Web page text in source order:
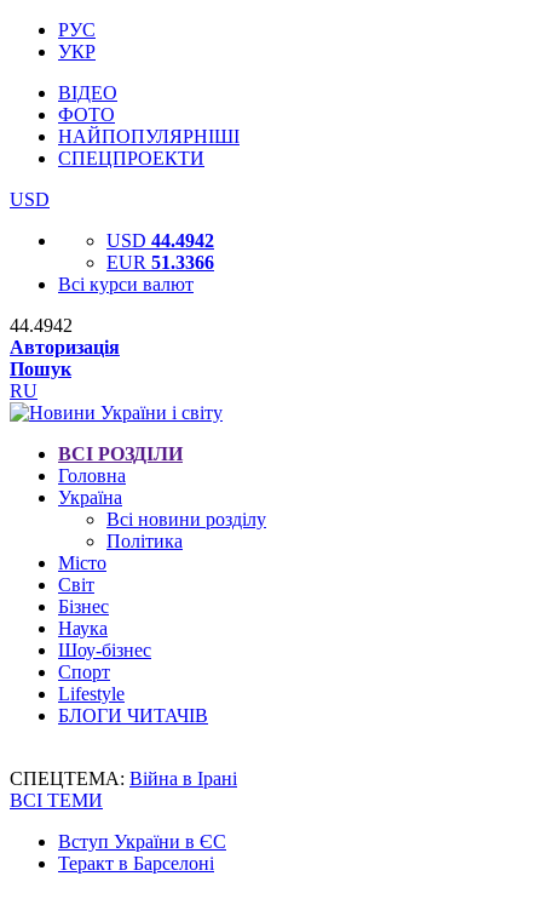
РУС
УКР
ВІДЕО
ФОТО
НАЙПОПУЛЯРНІШІ
СПЕЦПРОЕКТИ
USD
USD 44.4942
EUR 51.3366
Всі курси валют
44.4942
Авторизація
Пошук
RU
ВСІ РОЗДІЛИ
Головна
Україна
Всі новини розділу
Політика
Місто
Світ
Бізнес
Наука
Шоу-бізнес
Спорт
Lifestyle
БЛОГИ ЧИТАЧІВ
СПЕЦТЕМА: Війна в Ірані
ВСІ ТЕМИ
Вступ України в ЄС
Теракт в Барселоні